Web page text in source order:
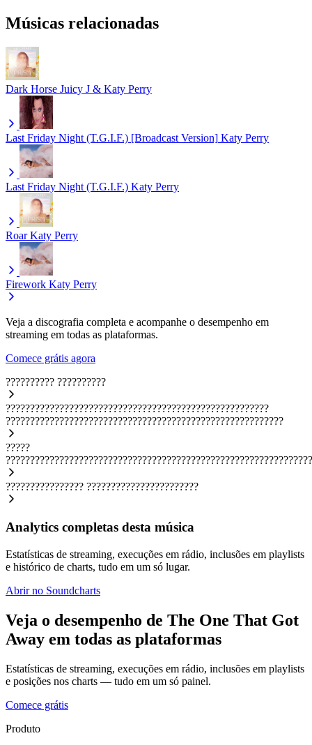
Músicas relacionadas
Dark Horse Juicy J & Katy Perry
Last Friday Night (T.G.I.F.) [Broadcast Version] Katy Perry
Last Friday Night (T.G.I.F.) Katy Perry
Roar Katy Perry
Firework Katy Perry
Veja a discografia completa e acompanhe o desempenho em
streaming em todas as plataformas.
Comece grátis agora
?????????? ??????????
??????????????????????????????????????????????????????
?????????????????????????????????????????????????????????
?????
???????????????? ???????????????????????
Analytics completas desta música
Estatísticas de streaming, execuções em rádio, inclusões em playlists
e histórico de charts, tudo em um só lugar.
Abrir no Soundcharts
Veja o desempenho de The One That Got
Away em todas as plataformas
Estatísticas de streaming, execuções em rádio, inclusões em playlists
e posições nos charts — tudo em um só painel.
Comece grátis
Produto